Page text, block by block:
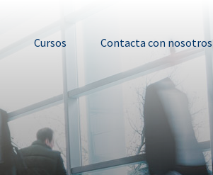
Cursos Contacta con nosotros